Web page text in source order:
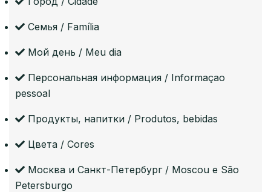
Семья / Família
Мой день / Meu dia
Персональная информация / Informaçao
pessoal
Продукты, напитки / Produtos, bebidas
Цвета / Cores
Москва и Санкт-Петербург / Moscou e São
Petersburgo